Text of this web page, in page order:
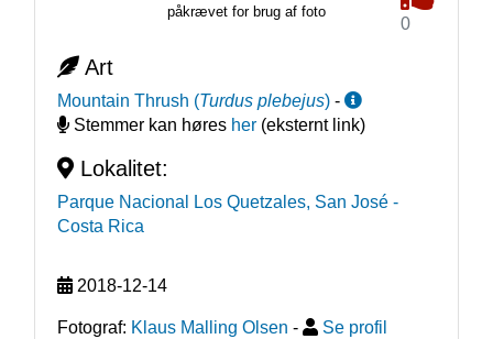
påkrævet for brug af foto
0
Art
Mountain Thrush (Turdus plebejus) -
Stemmer kan høres her(eksternt link)
Lokalitet:
Parque Nacional Los Quetzales, San José -
Costa Rica
2018-12-14
Fotograf: Klaus Malling Olsen - Se profil